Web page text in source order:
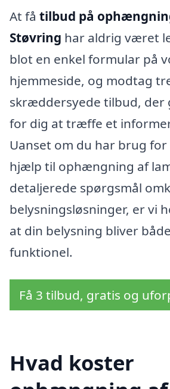
At få tilbud på
Støvring har aldrig været
blot en enkel formular på
hjemmeside, og modtag
skræddersyede tilbud, der
for dig at træffe et
Uanset om du har brug
hjælp til ophængning af
detaljerede spørgsmål
belysningsløsninger, er vi
at din belysning bliver
funktionel.
Få 3 tilbud, gratis og
Hvad koster